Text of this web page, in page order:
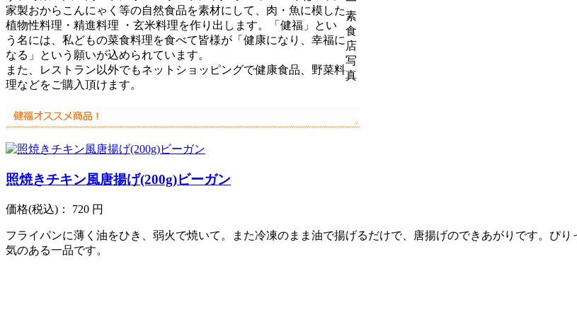
家製おからこんにゃく等の自然食品を素材にして、肉・魚に模した
植物性料理・精進料理 ・玄米料理を作り出します。「健福」とい
う名には、私どもの菜食料理を食べて皆様が「健康になり、幸福に
なる」という願いが込められています。
また、レストラン以外でもネットショッピングで健康食品、野菜料
理などをご購入頂けます。
照焼きチキン風唐揚げ(200g)ビーガン
価格(税込) ： 720 円
フライパンに薄く油をひき、弱火で焼いて。また冷凍のまま油で揚げるだけで、唐揚げのできあがりです。ぴ
気のある一品です。